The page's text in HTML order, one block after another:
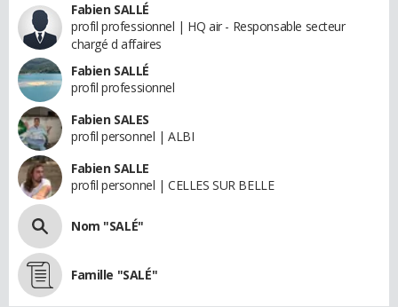
Fabien SALLÉ
profil professionnel | HQ air - Responsable secteur
chargé d affaires
Fabien SALLÉ
profil professionnel
Fabien SALES
profil personnel | ALBI
Fabien SALLE
profil personnel | CELLES SUR BELLE
Nom "SALÉ"
Famille "SALÉ"